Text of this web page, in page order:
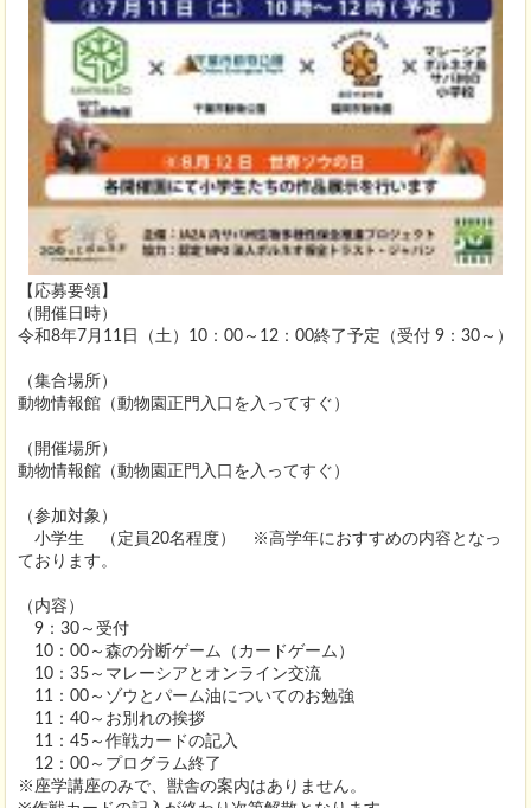
【応募要領】
（開催日時）
令和8年7月11日（土）10：00～12：00終了予定（受付 9：30～）
（集合場所）
動物情報館（動物園正門入口を入ってすぐ）
（開催場所）
動物情報館（動物園正門入口を入ってすぐ）
（参加対象）
小学生 （定員20名程度） ※高学年におすすめの内容となっ
ております。
（内容）
9：30～受付
10：00～森の分断ゲーム（カードゲーム）
10：35～マレーシアとオンライン交流
11：00～ゾウとパーム油についてのお勉強
11：40～お別れの挨拶
11：45～作戦カードの記入
12：00～プログラム終了
※座学講座のみで、獣舎の案内はありません。